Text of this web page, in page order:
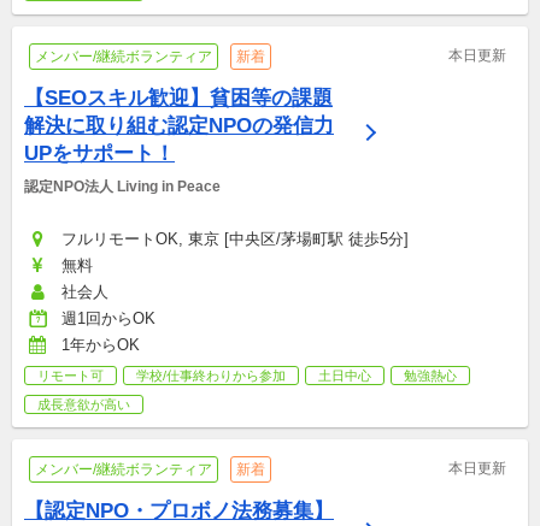
メンバー/継続ボランティア 新着 本日更新
【SEOスキル歓迎】貧困等の課題
解決に取り組む認定NPOの発信力
UPをサポート！
認定NPO法人 Living in Peace
フルリモートOK, 東京 [中央区/茅場町駅 徒歩5分]
無料
社会人
週1回からOK
1年からOK
リモート可 学校/仕事終わりから参加 土日中心
勉強熱心
成長意欲が高い
メンバー/継続ボランティア 新着 本日更新
【認定NPO・プロボノ法務募集】